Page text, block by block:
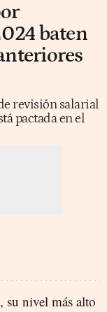
baten
revisión salarial
pactada en el
, su nivel más alto